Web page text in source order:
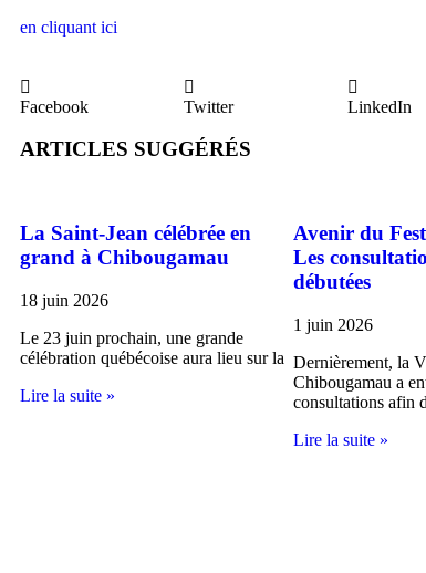
en cliquant ici
Facebook Twitter LinkedIn
ARTICLES SUGGÉRÉS
La Saint-Jean célébrée en
grand à Chibougamau
18 juin 2026
Le 23 juin prochain, une grande
célébration québécoise aura lieu sur la
Lire la suite »
Avenir du
Les
débutées
1 juin 2026
Dernièrement, la
Chibougamau a
consultations afin
Lire la suite »